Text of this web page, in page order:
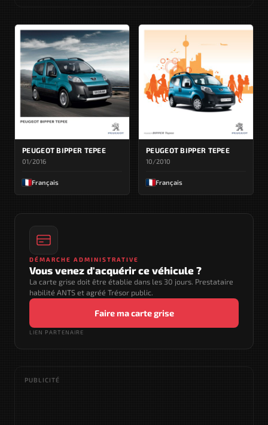
PEUGEOT BIPPER TEPEE
01/2016
Français
PEUGEOT BIPPER TEPEE
10/2010
Français
DÉMARCHE ADMINISTRATIVE
Vous venez d'acquérir ce véhicule ?
La carte grise doit être établie dans les 30 jours. Prestataire
habilité ANTS et agréé Trésor public.
Faire ma carte grise
LIEN PARTENAIRE
PUBLICITÉ